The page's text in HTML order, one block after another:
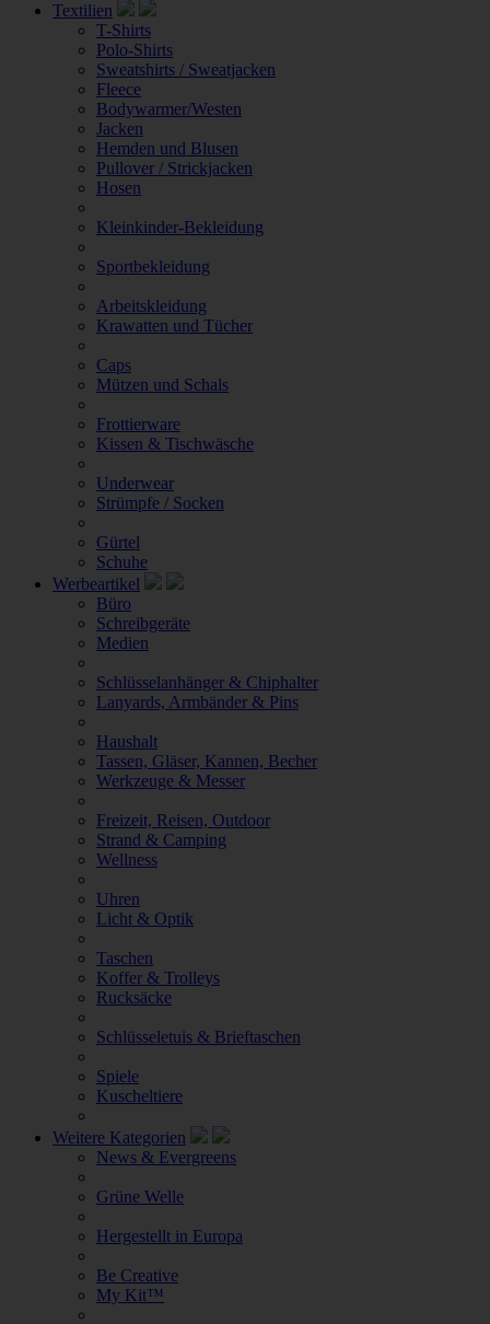
Textilien
T-Shirts
Polo-Shirts
Sweatshirts / Sweatjacken
Fleece
Bodywarmer/Westen
Jacken
Hemden und Blusen
Pullover / Strickjacken
Hosen
Kleinkinder-Bekleidung
Sportbekleidung
Arbeitskleidung
Krawatten und Tücher
Caps
Mützen und Schals
Frottierware
Kissen & Tischwäsche
Underwear
Strümpfe / Socken
Gürtel
Schuhe
Werbeartikel
Büro
Schreibgeräte
Medien
Schlüsselanhänger & Chiphalter
Lanyards, Armbänder & Pins
Haushalt
Tassen, Gläser, Kannen, Becher
Werkzeuge & Messer
Freizeit, Reisen, Outdoor
Strand & Camping
Wellness
Uhren
Licht & Optik
Taschen
Koffer & Trolleys
Rucksäcke
Schlüsseletuis & Brieftaschen
Spiele
Kuscheltiere
Weitere Kategorien
News & Evergreens
Grüne Welle
Hergestellt in Europa
Be Creative
My Kit™